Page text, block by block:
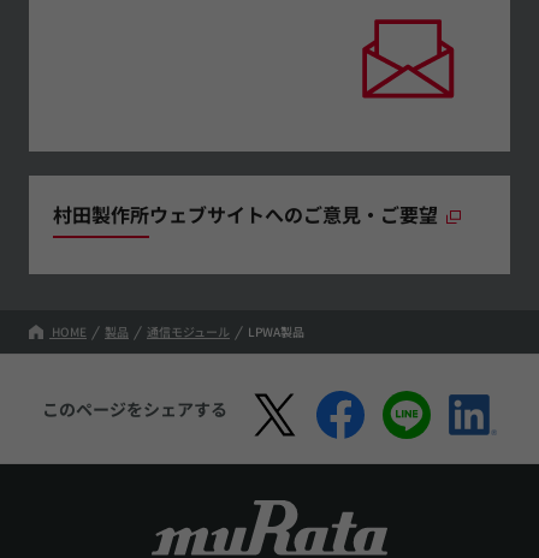
村田製作所ウェブサイトへのご意見・ご要望
HOME 製品 通信モジュール LPWA製品
このページをシェアする